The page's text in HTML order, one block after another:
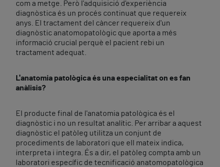
com a metge. Però l'adquisició d'experiència
diagnòstica és un procés continuat que requereix
anys. El tractament del càncer requereix d'un
diagnòstic anatomopatològic que aporta a més
informació crucial perquè el pacient rebi un
tractament adequat.
L'anatomia patològica és una especialitat on es fan
anàlisis?
El producte final de l'anatomia patològica és el
diagnòstic i no un resultat analític. Per arribar a aquest
diagnòstic el patòleg utilitza un conjunt de
procediments de laboratori que ell mateix indica,
interpreta i integra. És a dir, el patòleg compta amb un
laboratori específic de tecnificació anatomopatològica